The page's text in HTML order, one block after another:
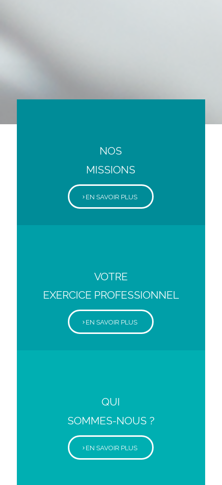
NOS
MISSIONS
EN SAVOIR PLUS
VOTRE
EXERCICE PROFESSIONNEL
EN SAVOIR PLUS
QUI
SOMMES-NOUS ?
EN SAVOIR PLUS